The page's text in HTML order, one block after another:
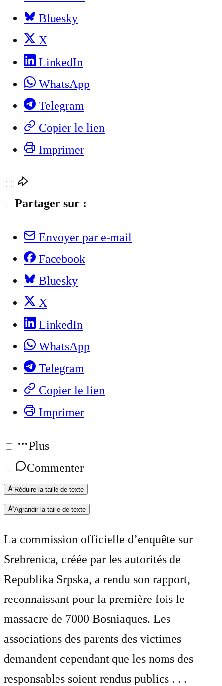
Bluesky
X
LinkedIn
WhatsApp
Telegram
Copier le lien
Imprimer
Partager sur :
Envoyer par e-mail
Facebook
Bluesky
X
LinkedIn
WhatsApp
Telegram
Copier le lien
Imprimer
Plus
Commenter
Réduire la taille de texte
Agrandir la taille de texte
La commission officielle d’enquête sur
Srebrenica, créée par les autorités de
Republika Srpska, a rendu son rapport,
reconnaissant pour la première fois le
massacre de 7000 Bosniaques. Les
associations des parents des victimes
demandent cependant que les noms des
responsables soient rendus publics . . .